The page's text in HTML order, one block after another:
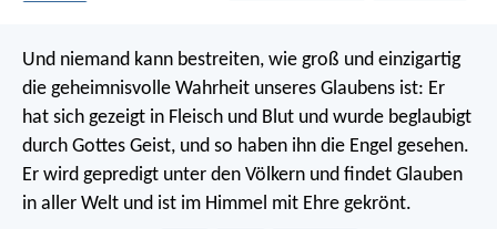
Und niemand kann bestreiten, wie groß und einzigartig
die geheimnisvolle Wahrheit unseres Glaubens ist: Er
hat sich gezeigt in Fleisch und Blut und wurde beglaubigt
durch Gottes Geist, und so haben ihn die Engel gesehen.
Er wird gepredigt unter den Völkern und findet Glauben
in aller Welt und ist im Himmel mit Ehre gekrönt.